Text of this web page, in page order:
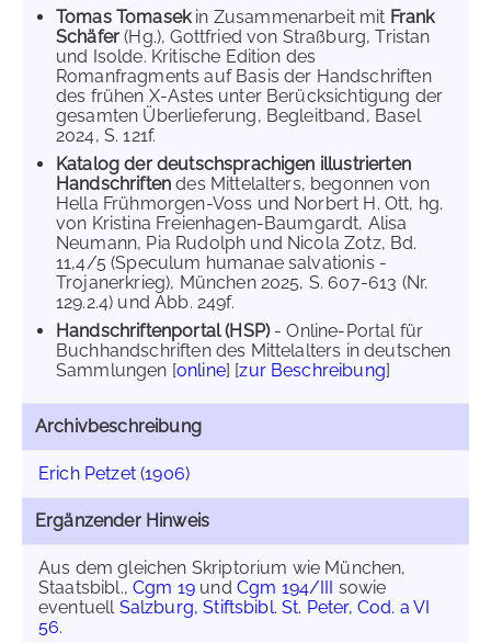
Tomas Tomasekin Zusammenarbeit mit Frank
Schäfer(Hg.), Gottfried von Straßburg, Tristan
und Isolde. Kritische Edition des
Romanfragments auf Basis der Handschriften
des frühen X-Astes unter Berücksichtigung der
gesamten Überlieferung, Begleitband, Basel
2024, S. 121f.
Katalog der deutschsprachigen illustrierten
Handschriften des Mittelalters, begonnen von
Hella Frühmorgen-Voss und Norbert H. Ott, hg.
von Kristina Freienhagen-Baumgardt, Alisa
Neumann, Pia Rudolph und Nicola Zotz, Bd.
11,4/5 (Speculum humanae salvationis -
Trojanerkrieg), München 2025, S. 607-613 (Nr.
129.2.4) und Abb. 249f.
Handschriftenportal (HSP)- Online-Portal für
Buchhandschriften des Mittelalters in deutschen
Sammlungen [online] [zur Beschreibung]
Archivbeschreibung
Erich Petzet (1906)
Ergänzender Hinweis
Aus dem gleichen Skriptorium wie München,
Staatsbibl.,Cgm 19 und Cgm 194/III sowie
eventuell Salzburg, Stiftsbibl. St. Peter, Cod. a VI
56.